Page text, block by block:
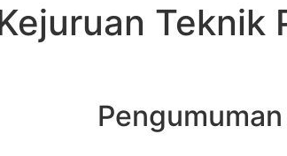
Teknik
Pengumuman